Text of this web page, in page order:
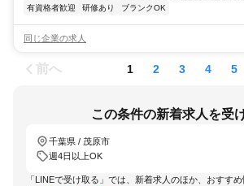
有資格者歓迎
研修あり ブランクOK
同じ企業の求人
前へ 1 2 3 4 5
この条件の新着求人を受
千葉県 / 茂原市
週4日以上OK
「LINEで受け取る」では、新着求人のほか、おすす